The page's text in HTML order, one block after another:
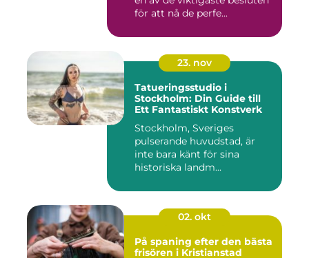
för att nå de perfe...
23. nov
Tatueringsstudio i
Stockholm: Din Guide till
Ett Fantastiskt Konstverk
Stockholm, Sveriges
pulserande huvudstad, är
inte bara känt för sina
historiska landm...
02. okt
På spaning efter den bästa
frisören i Kristianstad